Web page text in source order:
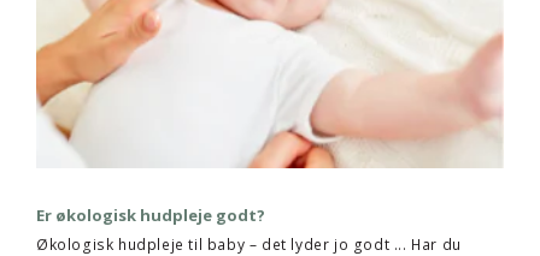
Er økologisk hudpleje godt?
Økologisk hudpleje til baby – det lyder jo godt ... Har du